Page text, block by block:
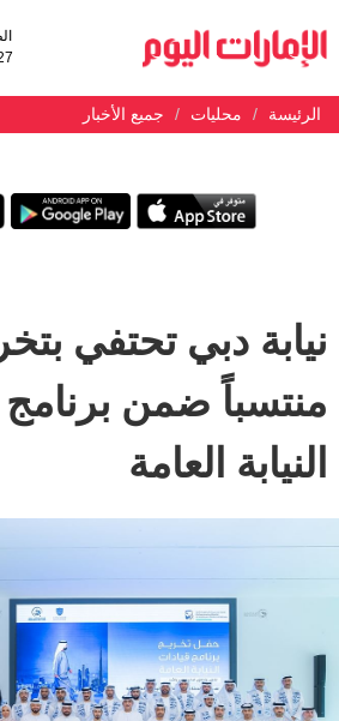
الرئيسة محليات جميع الأخبار
منتسباً ضمن برنامج
النيابة العامة